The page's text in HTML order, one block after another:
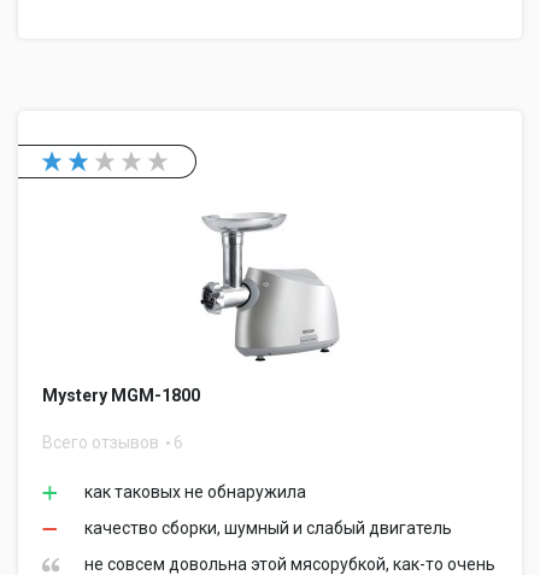
Mystery MGM-1800
Всего отзывов 6
как таковых не обнаружила
качество сборки, шумный и слабый двигатель
не совсем довольна этой мясорубкой, как-то очень